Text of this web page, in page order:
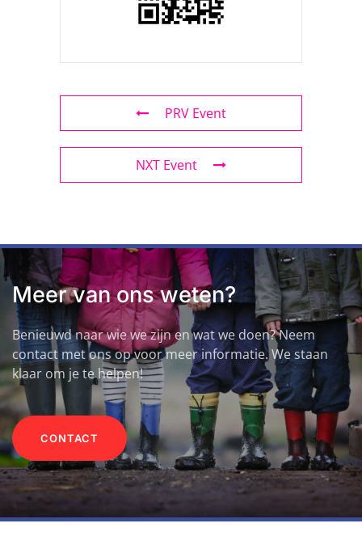
PRV Event
NXT Event
Meer van ons weten?
Benieuwd naar wie we zijn en wat we doen? Neem
contact met ons op voor meer informatie. We staan
klaar om je te helpen!
CONTACT